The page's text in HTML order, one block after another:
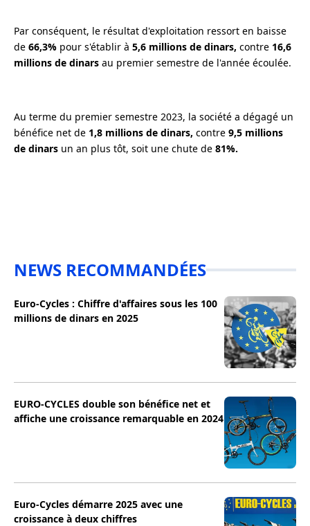
Par conséquent, le résultat d'exploitation ressort en baisse
de 66,3% pour s'établir à 5,6 millions de dinars, contre 16,6
millions de dinars au premier semestre de l'année écoulée.
Au terme du premier semestre 2023, la société a dégagé un
bénéfice net de 1,8 millions de dinars, contre 9,5 millions
de dinars un an plus tôt, soit une chute de 81%.
NEWS RECOMMANDÉES
Euro-Cycles : Chiffre d'affaires sous les 100
millions de dinars en 2025
EURO-CYCLES double son bénéfice net et
affiche une croissance remarquable en 2024
Euro-Cycles démarre 2025 avec une
croissance à deux chiffres